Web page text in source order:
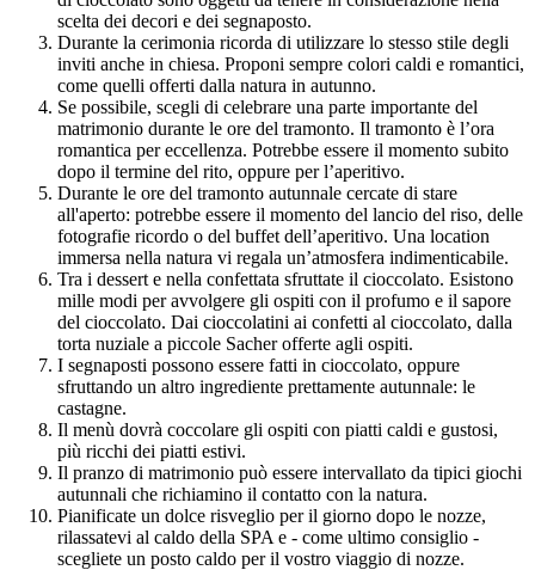
scelta dei decori e dei segnaposto.
Durante la cerimonia ricorda di utilizzare lo stesso stile degli
inviti anche in chiesa. Proponi sempre colori caldi e romantici,
come quelli offerti dalla natura in autunno.
Se possibile, scegli di celebrare una parte importante del
matrimonio durante le ore del tramonto. Il tramonto è l’ora
romantica per eccellenza. Potrebbe essere il momento subito
dopo il termine del rito, oppure per l’aperitivo.
Durante le ore del tramonto autunnale cercate di stare
all'aperto: potrebbe essere il momento del lancio del riso, delle
fotografie ricordo o del buffet dell’aperitivo. Una location
immersa nella natura vi regala un’atmosfera indimenticabile.
Tra i dessert e nella confettata sfruttate il cioccolato. Esistono
mille modi per avvolgere gli ospiti con il profumo e il sapore
del cioccolato. Dai cioccolatini ai confetti al cioccolato, dalla
torta nuziale a piccole Sacher offerte agli ospiti.
I segnaposti possono essere fatti in cioccolato, oppure
sfruttando un altro ingrediente prettamente autunnale: le
castagne.
Il menù dovrà coccolare gli ospiti con piatti caldi e gustosi,
più ricchi dei piatti estivi.
Il pranzo di matrimonio può essere intervallato da tipici giochi
autunnali che richiamino il contatto con la natura.
Pianificate un dolce risveglio per il giorno dopo le nozze,
rilassatevi al caldo della SPA e - come ultimo consiglio -
scegliete un posto caldo per il vostro viaggio di nozze.